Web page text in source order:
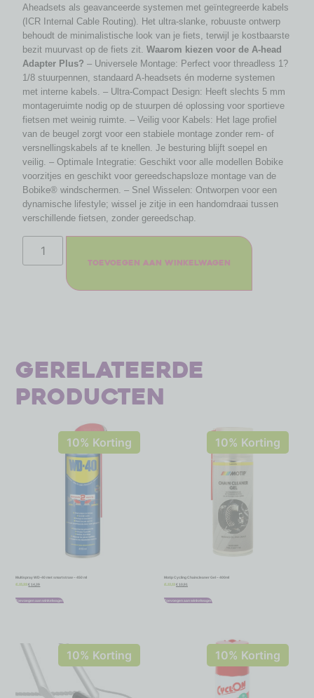
Aheadsets als geavanceerde systemen met geïntegreerde kabels
(ICR Internal Cable Routing). Het ultra-slanke, robuuste ontwerp
behoudt de minimalistische look van je fiets, terwijl je kostbaarste
bezit muurvast op de fiets zit.Waarom kiezen voor de A-head
Adapter Plus? – Universele Montage: Perfect voor threadless 1?
1/8 stuurpennen, standaard A-headsets én moderne systemen
met interne kabels. – Ultra-Compact Design: Heeft slechts 5 mm
montageruimte nodig op de stuurpen dé oplossing voor sportieve
fietsen met weinig ruimte. – Veilig voor Kabels: Het lage profiel
van de beugel zorgt voor een stabiele montage zonder rem- of
versnellingskabels af te knellen. Je besturing blijft soepel en
veilig. – Optimale Integratie: Geschikt voor alle modellen Bobike
voorzitjes en geschikt voor gereedschapsloze montage van de
Bobike® windschermen. – Snel Wisselen: Ontworpen voor een
dynamische lifestyle; wissel je zitje in een handomdraai tussen
verschillende fietsen, zonder gereedschap.
Toevoegen aan winkelwagen
Gerelateerde
producten
10% Korting
Multispray WD-40 met smartstraw – 450 ml
€ 15,99 € 14,39
Toevoegen aan winkelwagen
10% Korting
Motip Cycling Chaincleaner Gel – 400ml
€ 12,12 € 10,91
Toevoegen aan winkelwagen
10% Korting 10% Korting